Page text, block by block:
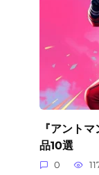
『アント
品10選
0